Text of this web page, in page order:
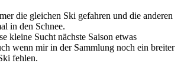
die gleichen Ski gefahren und die anderen
in den Schnee.
kleine Sucht nächste Saison etwas
wenn mir in der Sammlung noch ein breiter
fehlen.